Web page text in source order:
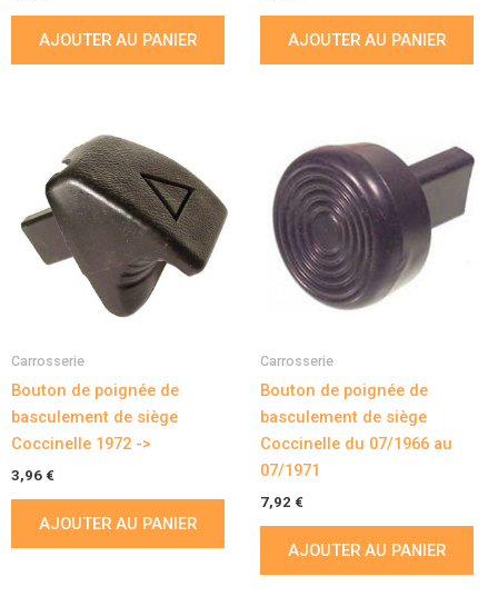
AJOUTER AU PANIER AJOUTER AU PANIER
Carrosserie
Bouton de poignée de
basculement de siège
Coccinelle 1972 ->
3,96 €
AJOUTER AU PANIER
Carrosserie
Bouton de poignée de
basculement de siège
Coccinelle du 07/1966 au
07/1971
7,92 €
AJOUTER AU PANIER